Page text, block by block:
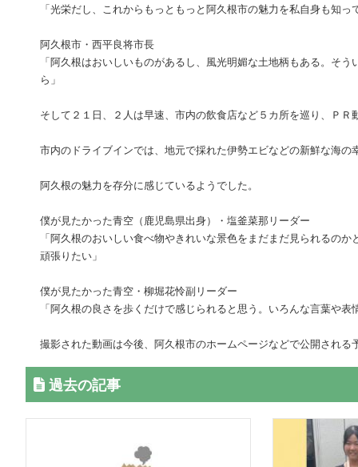
「光栄だし、これからもっともっと阿久根市の魅力を私自身も知
阿久根市・西平良将市長
「阿久根はおいしいものがあるし、風光明媚な土地柄もある。そ
ら」
そして２１日、２人は早速、市内の飲食店など５カ所を巡り、ＰＲ
市内のドライブインでは、地元で採れた伊勢エビなどの新鮮な海の
阿久根の魅力を存分に感じているようでした。
僕が見たかった青空（鹿児島県出身）・塩釜菜那リーダー
「阿久根のおいしい食べ物やきれいな景色をまだまだ見られるの
頑張りたい」
僕が見たかった青空・柳堀花怜副リーダー
「阿久根の良さを歩くだけで感じられると思う。いろんな言葉や
撮影された動画は今後、阿久根市のホームページなどで公開される
過去の記事